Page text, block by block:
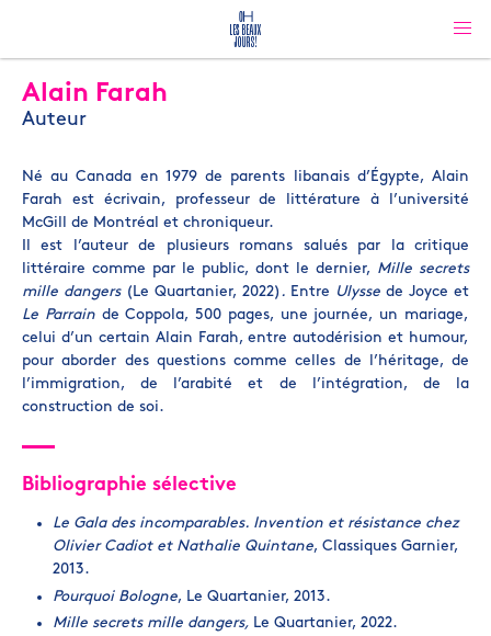
Alain Farah
Auteur
Né au Canada en 1979 de parents libanais d’Égypte, Alain
Farah est écrivain, professeur de littérature à l’université
McGill de Montréal et chroniqueur.
Il est l’auteur de plusieurs romans salués par la critique
littéraire comme par le public, dont le dernier, Mille secrets
mille dangers (Le Quartanier, 2022). Entre Ulysse de Joyce et
Le Parrainde Coppola, 500 pages, une journée, un mariage,
celui d’un certain Alain Farah, entre autodérision et humour,
pour aborder des questions comme celles de l’héritage, de
l’immigration, de l’arabité et de l’intégration, de la
construction de soi.
Bibliographie sélective
Le Gala des incomparables. Invention et résistance chez
Olivier Cadiot et Nathalie Quintane, Classiques Garnier,
2013.
Pourquoi Bologne, Le Quartanier, 2013.
Mille secrets mille dangers, Le Quartanier, 2022.